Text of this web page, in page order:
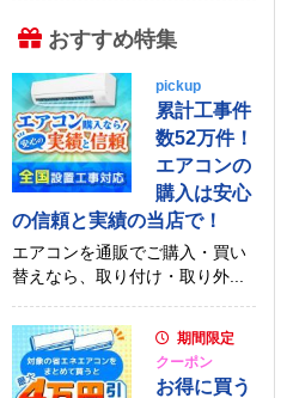
おすすめ特集
pickup
累計工事件
数52万件！
エアコンの
購入は安心
の信頼と実績の当店で！
エアコンを通販でご購入・買い
替えなら、取り付け・取り外...
期間限定
クーポン
お得に買う